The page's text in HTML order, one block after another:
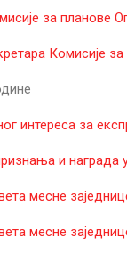
за планове
Комисије за
интереса за
и награда
месне
месне